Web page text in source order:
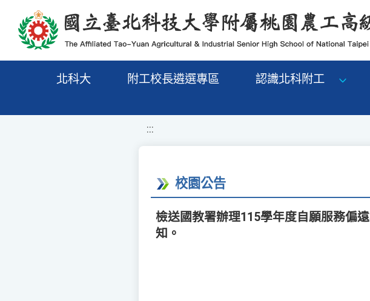
移至網頁之主要內容區位置
北科大 附工校長遴選專區 認識北科附工
:::
校園公告
檢送國教署辦理115學年度自願服務偏
知。